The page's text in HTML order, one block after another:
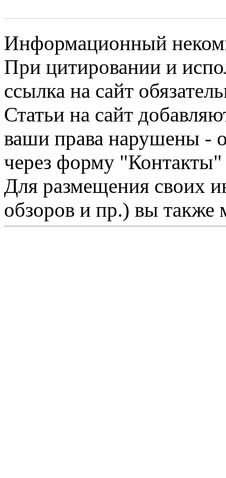
Информационный
При цитировании и
ссылка на сайт
Статьи на сайт
ваши права нарушены -
через форму "Контакты"
Для размещения своих
обзоров и пр.) вы также